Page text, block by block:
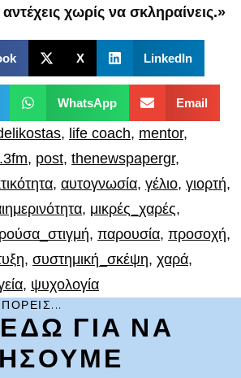
χωρίς να σκληραίνεις.»
X LinkedIn
WhatsApp Email
, life coach, mentor,
, post, thenewspapergr,
, αυτογνωσία, γέλιο, γιορτή,
, μικρές_χαρές,
, παρουσία, προσοχή,
, συστημική_σκέψη, χαρά,
, ψυχολογία
ΓΙΑ ΝΑ